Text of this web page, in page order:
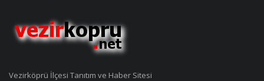
Vezirköprü İlçesi Tanıtım ve Haber Sitesi